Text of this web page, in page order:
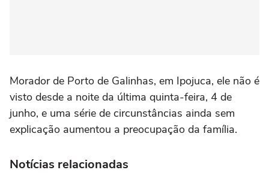
Morador de Porto de Galinhas, em Ipojuca, ele não é
visto desde a noite da última quinta-feira, 4 de
junho, e uma série de circunstâncias ainda sem
explicação aumentou a preocupação da família.
Notícias relacionadas